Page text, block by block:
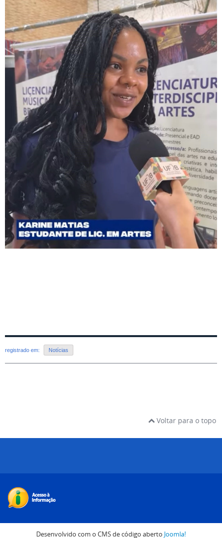
registrado em: Notícias
Voltar para o topo
Desenvolvido com o CMS de código aberto Joomla!